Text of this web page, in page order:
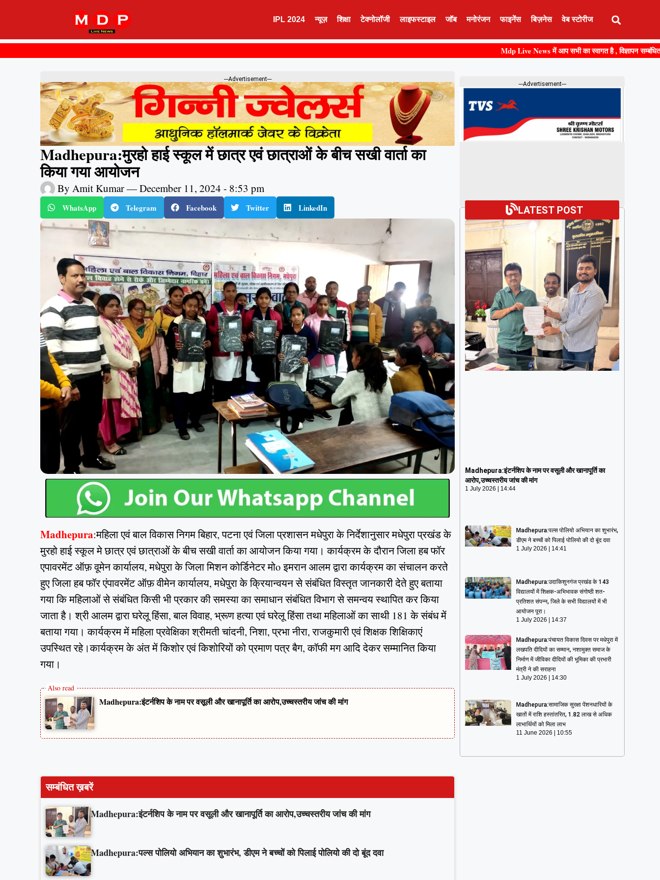
IPL 2024 न्यूज़ शिक्षा टेक्नोलॉजी लाइफस्टाइल जॉब मनोरंजन फाइनेंस बिज़नेस वेब स्टोरीज
Mdp Live News में आप सभी का स्वागत है , विज्ञापन सम्बंधित किसी
---Advertisement---
Madhepura:मुरहो हाई स्कूल में छात्र एवं छात्राओं के बीच सखी वार्ता का
किया गया आयोजन
By Amit Kumar—December 11, 2024 - 8:53 pm
WhatsApp Telegram Facebook Twitter LinkedIn
Madhepura:महिला एवं बाल विकास निगम बिहार, पटना एवं जिला प्रशासन मधेपुरा के निर्देशानुसार मधेपुरा प्रखंड के
मुरहो हाई स्कूल मे छात्र एवं छात्राओं के बीच सखी वार्ता का आयोजन किया गया। कार्यक्रम के दौरान जिला हब फॉर
एपावरमेंट ऑफ़ वूमेन कार्यालय, मधेपुरा के जिला मिशन कोर्डिनेटर मोo इमरान आलम द्वारा कार्यक्रम का संचालन करते
हुए जिला हब फॉर एंपावरमेंट ऑफ़ वीमेन कार्यालय, मधेपुरा के क्रियान्वयन से संबंधित विस्तृत जानकारी देते हुए बताया
गया कि महिलाओं से संबंधित किसी भी प्रकार की समस्या का समाधान संबंधित विभाग से समन्वय स्थापित कर किया
जाता है। श्री आलम द्वारा घरेलू हिंसा, बाल विवाह, भ्रूण हत्या एवं घरेलू हिंसा तथा महिलाओं का साथी 181 के संबंध में
बताया गया। कार्यक्रम में महिला प्रवेक्षिका श्रीमती चांदनी, निशा, प्रभा नीरा, राजकुमारी एवं शिक्षक शिक्षिकाएं
उपस्थित रहे।कार्यक्रम के अंत में किशोर एवं किशोरियों को प्रमाण पत्र बैग, कॉफी मग आदि देकर सम्मानित किया
गया।
Madhepura:इंटर्नशिप के नाम पर वसूली और खानापूर्ति का आरोप,उच्चस्तरीय जांच की मांग
सम्बंधित ख़बरें
Madhepura:इंटर्नशिप के नाम पर वसूली और खानापूर्ति का आरोप,उच्चस्तरीय जांच की मांग
Madhepura:पल्स पोलियो अभियान का शुभारंभ, डीएम ने बच्चों को पिलाई पोलियो की दो बूंद दवा
---Advertisement---
LATEST POST
Madhepura:इंटर्नशिप के नाम पर वसूली और खानापूर्ति का
आरोप,उच्चस्तरीय जांच की मांग
1 July 2026 14:44
1 July 2026 14:44
Madhepura:पल्स पोलियो अभियान का शुभारंभ,
डीएम ने बच्चों को पिलाई पोलियो की दो बूंद दवा
1 July 2026
14:41
Madhepura:उदाकिशुनगंज प्रखंड के 143
विद्यालयों में शिक्षक-अभिभावक संगोष्ठी शत-
प्रतिशत संपन्न, जिले के सभी विद्यालयों में भी
आयोजन पूरा।
1 July 2026
14:37
Madhepura:पंचायत विकास दिवस पर मधेपुरा में
लखपति दीदियों का सम्मान, नशामुक्त समाज के
निर्माण में जीविका दीदियों की भूमिका की प्रभारी
मंत्री ने की सराहना
1 July 2026
14:30
Madhepura:सामाजिक सुरक्षा पेंशनधारियों के
खातों में राशि हस्तांतरित, 1.82 लाख से अधिक
लाभार्थियों को मिला लाभ
11 June 2026
10:55